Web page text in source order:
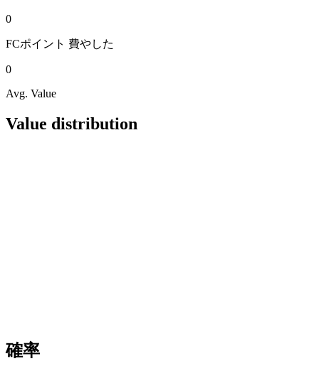
0
FCポイント 費やした
0
Avg. Value
Value distribution
確率